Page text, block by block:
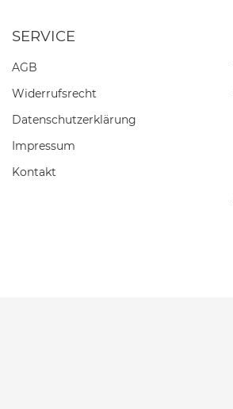
SERVICE
AGB
Widerrufs­recht
Daten­schutz­erklärung
Impressum
Kontakt